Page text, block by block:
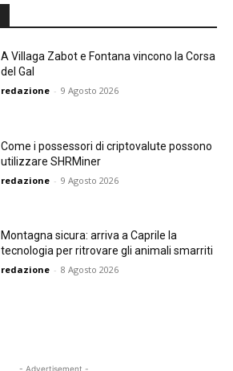
A Villaga Zabot e Fontana vincono la Corsa
del Gal
redazione - 9 Agosto 2026
Come i possessori di criptovalute possono
utilizzare SHRMiner
redazione - 9 Agosto 2026
Montagna sicura: arriva a Caprile la
tecnologia per ritrovare gli animali smarriti
redazione - 8 Agosto 2026
- Advertisement -